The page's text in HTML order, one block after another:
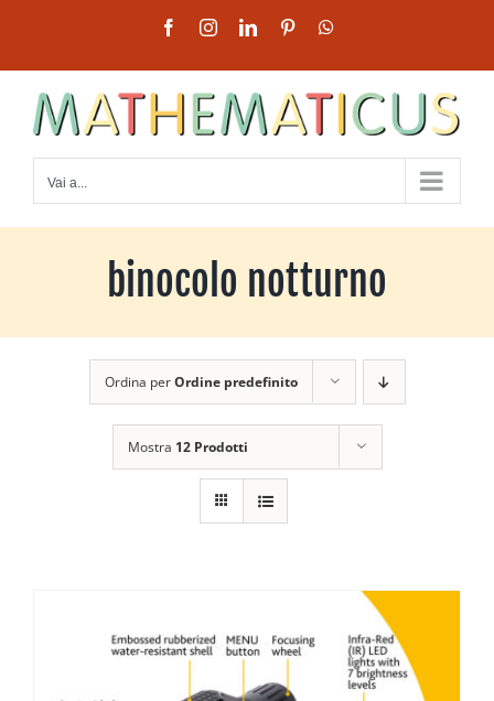
contenuto
FacebookInstagramLinkedInPinterest
Vai a...
binocolo notturno
Ordina perOrdine predefinito
Mostra 12 Prodotti